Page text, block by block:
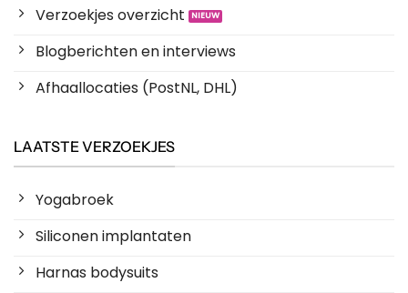
Verzoekjes overzicht
Blogberichten en interviews
Afhaallocaties (PostNL, DHL)
LAATSTE VERZOEKJES
Yogabroek
Siliconen implantaten
Harnas bodysuits